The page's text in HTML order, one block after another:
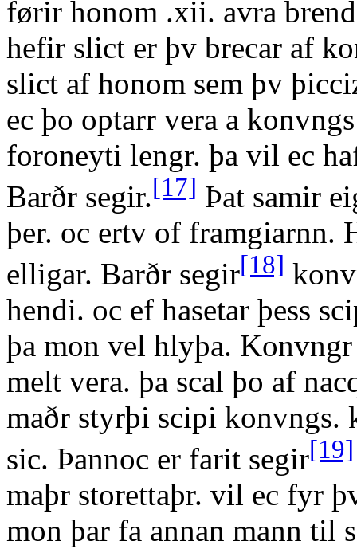
førir honom .xii. avra
hefir slict er þv brecar af
slict af honom sem þv
ec þo optarr vera a
foroneyti lengr. þa vil ec
Barðr segir.[17] Þat samir
þer. oc ertv of framgiarnn.
elligar. Barðr segir[18]
hendi. oc ef hasetar þess
þa mon vel hlyþa.
melt vera. þa scal þo af
maðr styrþi scipi konvngs.
sic. Þannoc er farit segir[19]
maþr storettaþr. vil ec fyr
mon þar fa annan mann til